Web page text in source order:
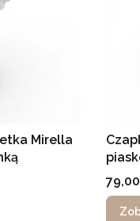
Mirella
piaskowy
Cena